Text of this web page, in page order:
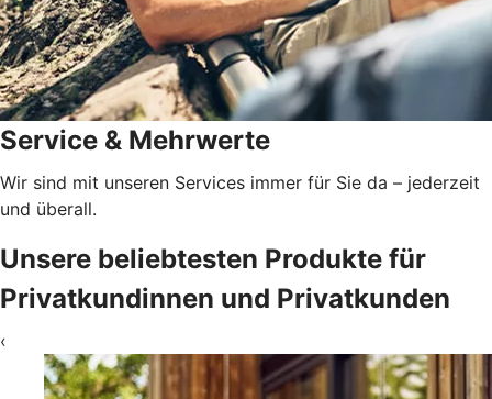
Service & Mehrwerte
Wir sind mit unseren Services immer für Sie da – jederzeit
und überall.
Unsere beliebtesten Produkte für
Privatkundinnen und Privatkunden
‹